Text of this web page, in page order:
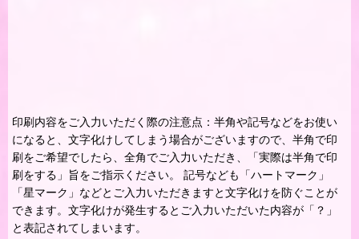
印刷内容をご入力いただく際の注意点：半角や記号などをお使い
になると、文字化けしてしまう場合がございますので、半角で印
刷をご希望でしたら、全角でご入力いただき、「実際は半角で印
刷をする」旨をご指示ください。 記号なども「ハートマーク」
「星マーク」などとご入力いただきますと文字化けを防ぐことが
できます。文字化けが発生するとご入力いただいた内容が「？」
と表記されてしまいます。